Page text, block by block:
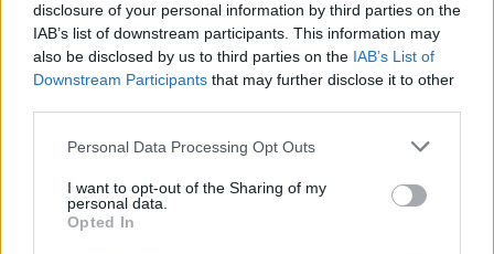
disclosure of your personal information by third parties on the
IAB’s list of downstream participants. This information may
also be disclosed by us to third parties on the IAB’s List of
Downstream Participants that may further disclose it to other
Personal Data Processing Opt Outs
I want to opt-out of the Sharing of my
personal data.
Opted In
Summer Mode ON! Η LG μετατρέπει κάθε
στιγμή σε απόλυτη gaming εμπειρία!